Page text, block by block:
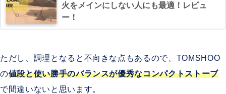
火をメインにしない人にも最適！レビュ
ー！
ただし、調理となると不向きな点もあるので、TOMSHOO
の値段と使い勝手のバランスが優秀なコンパクトストーブ
で間違いないと思います。